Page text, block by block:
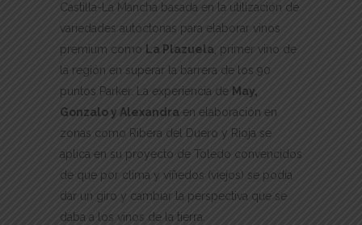
Castilla-La Mancha basada en la utilización de
variedades autóctonas para elaborar vinos
premium como La Plazuela , primer vino de
la región en superar la barrera de los 90
puntos Parker. La experiencia de May,
Gonzalo y Alexandra en elaboración en
zonas como Ribera del Duero y Rioja se
aplica en su proyecto de Toledo convencidos
de que por clima y viñedos (viejos) se podía
dar un giro y cambiar la perspectiva que se
daba a los vinos de la tierra.